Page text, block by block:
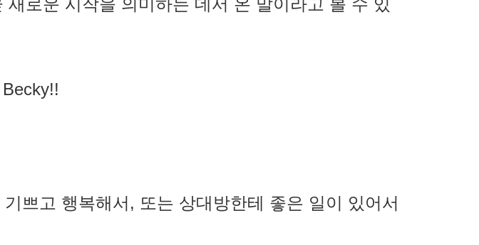
새로운 시작을 의미하는 데서 온 말이라고 볼 수 있
쁘고 행복해서, 또는 상대방한테 좋은 일이 있어서